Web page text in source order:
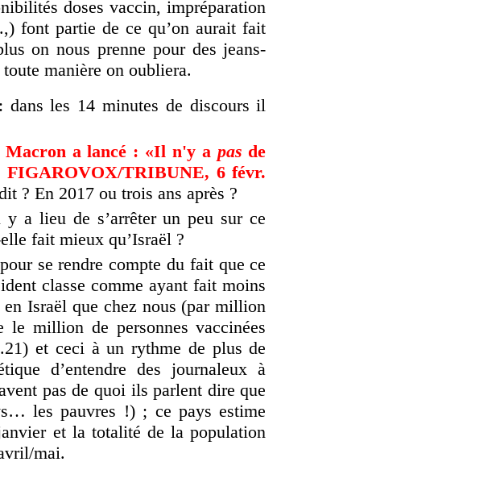
doses vaccin, impréparation
font partie de ce qu’on aurait fait
on nous prenne pour des jeans-
manière on oubliera.
les 14 minutes de discours il
Macron a lancé : «Il n'y a pas de
FIGAROVOX/TRIBUNE, 6 févr.
? En 2017 ou trois ans après ?
a lieu de s’arrêter un peu sur ce
fait mieux qu’Israël ?
se rendre compte du fait que ce
classe comme ayant fait moins
Israël que chez nous (par million
le million de personnes vaccinées
et ceci à un rythme de plus de
d’entendre des journaleux à
pas de quoi ils parlent dire que
les pauvres !) ; ce pays estime
et la totalité de la population
mai.